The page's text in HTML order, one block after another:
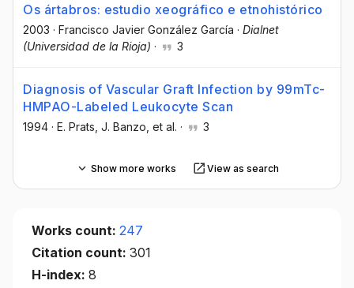
Os ártabros: estudio xeográfico e etnohistórico
2003 · Francisco Javier González García · Dialnet
(Universidad de la Rioja) · 3
Diagnosis of Vascular Graft Infection by 99mTc-
HMPAO-Labeled Leukocyte Scan
1994 · E. Prats , J. Banzo , et al. · 3
Show more works View as search
Works count: 247
Citation count: 301
H-index: 8